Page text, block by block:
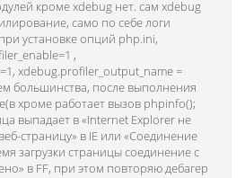
кроме xdebug нет. сам xdebug
само по себе логи
установке опций php.ini,
,
xdebug.profiler_output_name =
большинства, после выполнения
хроме работает вызов phpinfo();
выпадает в «Internet Explorer не
страницу» в IE или «Соединение
загрузки страницы соединение с
в FF, при этом повторяю дебагер